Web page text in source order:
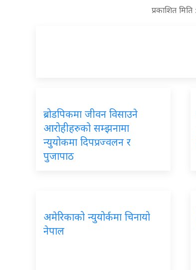
प्रकाशित
ब्रोडपिकमा जीवन विसाउने
आरोहीहरुको सम्झनामा
न्युयोकमा दिपप्रज्वलन र
पुजापाठ
अमेरिकाको न्युयोर्कमा चिनायो
नेपाल